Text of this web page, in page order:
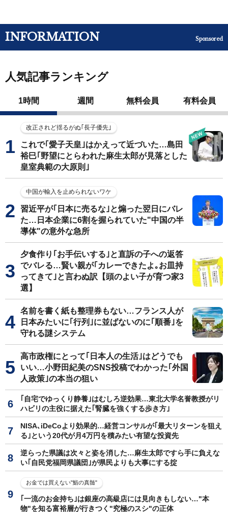
INFORMATION Sponsored
人気記事ランキング
1時間 週間 無料会員 有料会員
改正されど揺るがぬ｢長子優先｣
これで｢愛子天皇｣はかえって近づいた…島田
裕巳｢野望にとらわれた麻生太郎が見落とした
皇室典範の大原則｣
中国が輸入を止められないワケ
習近平が｢日本に売るな｣と煽った翌日にバレ
た…日本企業に6割を握られていた"中国の半
導体"の意外な急所
夕食作り｢お手伝いする｣と直訴の子への返答
でバレる…賢い親が｢カレーできたよ｡お皿持
ってきて｣と言わぬ訳【頭のよい子が育つ家3
選】
名前を書く紙も整理券もない…フランス人が
日本みたいに｢行列｣に並ばないのに｢順番｣を
守れる謎システム
高市政権にとって｢日本人の生活｣はどうでも
いい…小野田紀美のSNS投稿でわかった｢外国
人政策｣の本当の狙い
｢自宅でゆっくり静養｣はむしろ逆効果…東北大学名誉教授がリ
ハビリの主役に据えた｢腎臓を強くする歩き方｣
NISA､iDeCoより効果的…経営コンサルが｢最大リターンを狙え
る｣という20代が月4万円を積みたい有望な投資先
逆らった県議は次々と姿を消した…麻生太郎ですら手に負えな
い｢自民党福岡県議団｣が県民よりも大事にする掟
お金では買えない"鮨の真髄"
｢一流のお金持ち｣は銀座の高級店には見向きもしない…"本
物"を知る富裕層が行きつく"究極のスシ"の正体